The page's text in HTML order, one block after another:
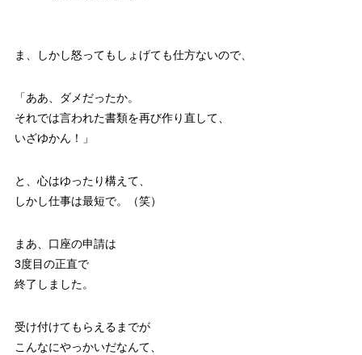
ま、しかし怒ってもしょげても仕方ないので、
「ああ、ダメだったか。
それでは言われた書類を再び作り直して、
いざゆかん！」
と、心はゆったり構えて、
しかし仕事は最短で。（笑）
まあ、口座の申請は
3度目の正直で
終了しました。
受け付けてもらえるまでが
こんなにやっかいだなんて、